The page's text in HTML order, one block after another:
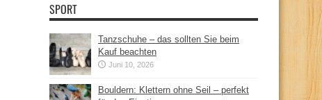
SPORT
Tanzschuhe – das sollten Sie beim
Kauf beachten
Juni 10, 2026
Bouldern: Klettern ohne Seil – perfekt